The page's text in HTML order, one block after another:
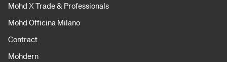
Mohd X Trade & Professionals
Mohd Officina Milano
Contract
Mohdern